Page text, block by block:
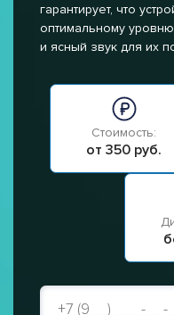
гарантирует, что
оптимальному
и ясный звук для их
Стоимость:
от 350 руб.